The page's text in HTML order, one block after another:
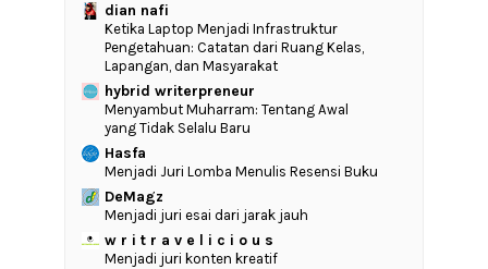
dian nafi
Ketika Laptop Menjadi Infrastruktur
Pengetahuan: Catatan dari Ruang Kelas,
Lapangan, dan Masyarakat
hybrid writerpreneur
Menyambut Muharram: Tentang Awal
yang Tidak Selalu Baru
Hasfa
Menjadi Juri Lomba Menulis Resensi Buku
DeMagz
Menjadi juri esai dari jarak jauh
w r i t r a v e l i c i o u s
Menjadi juri konten kreatif